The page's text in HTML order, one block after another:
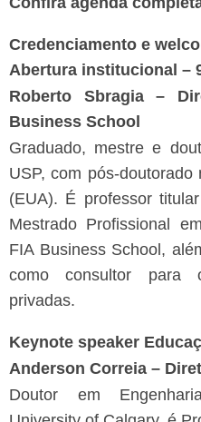
Credenciamento e
Abertura institucional –
Roberto Sbragia –
Business School
Graduado, mestre e
USP, com pós-
(EUA). É professor
Mestrado Profissional
FIA Business School,
como consultor para
privadas.
Keynote speaker
Anderson Correia –
Doutor em